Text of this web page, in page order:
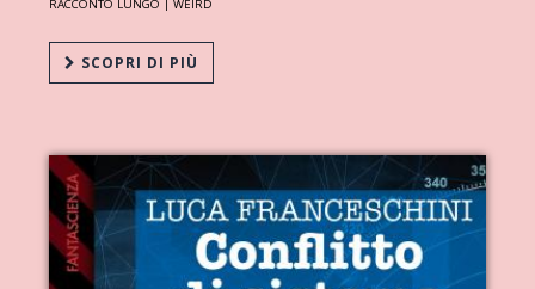
RACCONTO LUNGO |WEIRD
SCOPRI DI PIÙ